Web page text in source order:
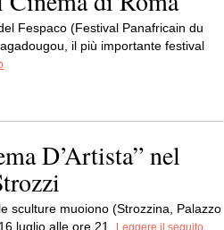
Fespaco (Festival Panafricain du
il più importante festival
D’Artista” nel
sculture muoiono (Strozzina, Palazzo
luglio alle ore 21.
Leggere il seguito